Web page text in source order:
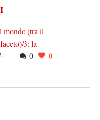
mondo (tra il
3: la
cintura fotonica
0 0